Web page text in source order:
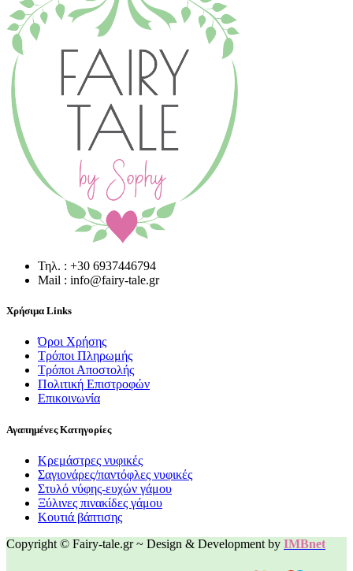
Τηλ. : +30 6937446794
Mail : info@fairy-tale.gr
Χρήσιμα Links
Όροι Χρήσης
Τρόποι Πληρωμής
Τρόποι Αποστολής
Πολιτική Επιστροφών
Επικοινωνία
Αγαπημένες Κατηγορίες
Κρεμάστρες νυφικές
Σαγιονάρες/παντόφλες νυφικές
Στυλό νύφης-ευχών γάμου
Ξύλινες πινακίδες γάμου
Κουτιά βάπτισης
Copyright © Fairy-tale.gr ~ Design & Development by IMBnet